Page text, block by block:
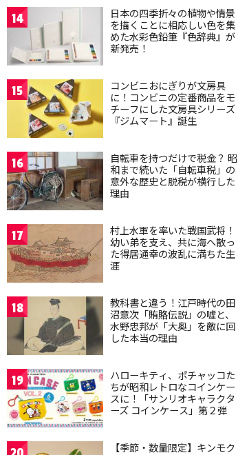
14
日本の四季折々の植物や情景
を描くことに相応しい色を集
めた水彩色鉛筆『色辞典』が
新発売！
15
コンビニおにぎりが文房具
に！コンビニの定番商品をモ
チーフにした文房具シリーズ
『ジムマート』誕生
16
自転車を持つだけで税金？ 昭
和まで続いた「自転車税」の
意外な歴史と脱税が横行した
理由
17
村上水軍を率いた戦国武将！
幼い弟を支え、共に海へ散っ
た得居通幸の波乱に満ちた生
涯
18
教科書と違う！江戸時代の田
沼意次「賄賂伝説」の嘘と、
水野忠邦が「大奥」を敵に回
した本当の理由
19
ハローキティ、ポチャッコた
ちが昭和レトロなコインケー
スに！「サンリオキャラクタ
ーズ コインケース」第２弾
【季節・数量限定】キンモク